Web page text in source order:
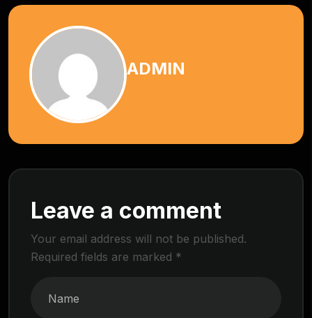
ADMIN
Leave a comment
Your email address will not be published.
Required fields are marked *